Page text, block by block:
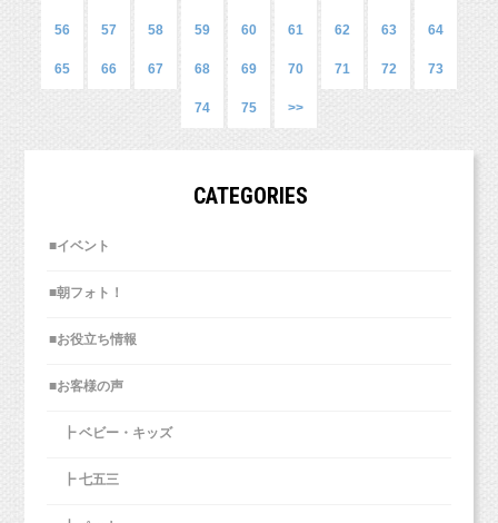
2度目の撮影の1歳ちゃん、前回はハーフバースデーだったね！
毎年ケーキ撮影をして、お子さまの反応を見てみるのも面白いで
ケーキがあることでより華やかなお誕生日撮影になります♪♪
先日1歳のお誕生日記念に撮影に来てくれました（＾＾）♪
ちょっとずつ慣れてくれて、
■お手軽ネット予約■
str_id=829&stf_id=0
■インスタグラム■
https://www.instagram.com/studio_milk/
コメント、フォローお待ちしています！
■LINEショップカード■
お友達登録で特典あり！２回目以降は撮影料金が割引に。
インスタグラムを見ました！ブログ見ました！でご予約いただい
ぜひスタジオでもスマッシュケーキ、体験してみてください！
56 57 58 59 60 61 62 63 64
65 66 67 68 69 70 71 72 73
74 75 >>
CATEGORIES
■イベント
■朝フォト！
■お役立ち情報
■お客様の声
┣ ベビー・キッズ
┣ 七五三